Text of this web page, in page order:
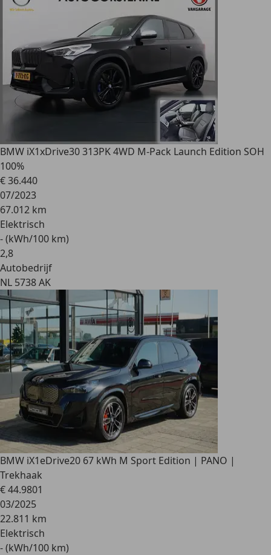
BMW iX1xDrive30 313PK 4WD M-Pack Launch Edition SOH
100%
€ 36.440
07/2023
67.012 km
Elektrisch
- (kWh/100 km)
2,8
Autobedrijf
NL 5738 AK
BMW iX1eDrive20 67 kWh M Sport Edition | PANO |
Trekhaak
€ 44.9801
03/2025
22.811 km
Elektrisch
- (kWh/100 km)